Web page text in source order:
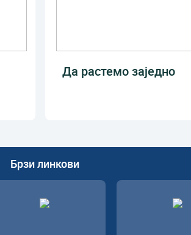
Да растемо заједно
Брзи линкови